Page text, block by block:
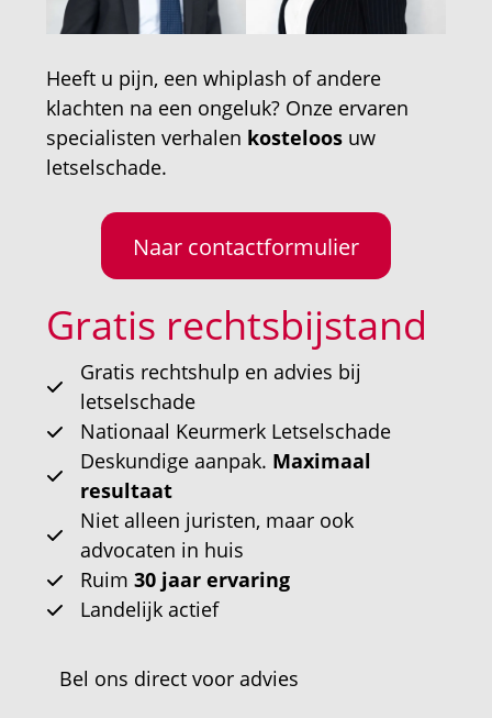
Heeft u pijn, een whiplash of andere
klachten na een ongeluk? Onze ervaren
specialisten verhalen kosteloos uw
letselschade.
Naar contactformulier
Gratis rechtsbijstand
Gratis rechtshulp en advies bij
letselschade
Nationaal Keurmerk Letselschade
Deskundige aanpak. Maximaal
resultaat
Niet alleen juristen, maar ook
advocaten in huis
Ruim 30 jaar ervaring
Landelijk actief
Bel ons direct voor advies